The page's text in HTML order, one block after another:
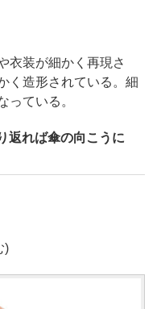
衣装が細かく再現さ
く造形されている。細
っている。
返れば傘の向こうに
)